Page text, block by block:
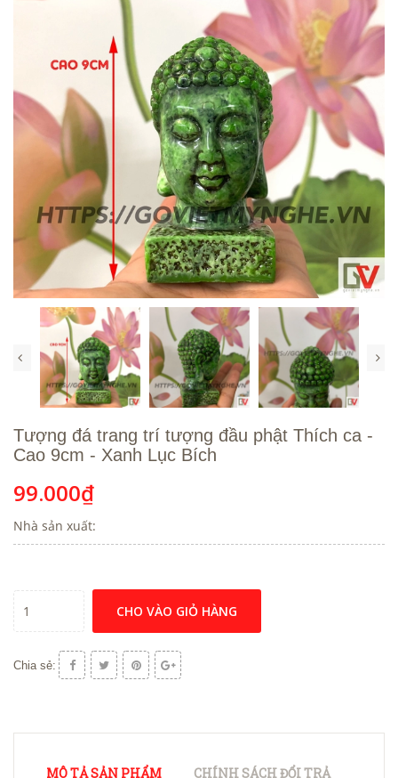
Tượng đá trang trí tượng đầu phật Thích ca -
Cao 9cm - Xanh Lục Bích
99.000₫
Nhà sản xuất:
CHO VÀO GIỎ HÀNG
Chia sẻ:
MÔ TẢ SẢN PHẨM
CHÍNH SÁCH ĐỔI TRẢ